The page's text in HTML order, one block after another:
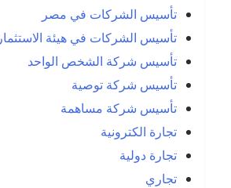
تأسيس الشركات في مصر
تأسيس الشركات في هيئة الاستثمار
تأسيس شركة الشخص الواحد
تأسيس شركة توصية
تأسيس شركة مساهمة
تجارة الكترونية
تجارة دولية
تجاري